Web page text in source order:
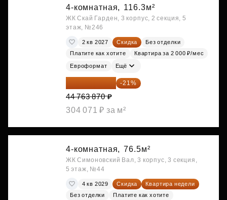
4-комнатная, 116.3м²
ЖК Скай Гарден, 3 корпус, 2 секция, 5
этаж, №246
2 кв 2027 Скидка
Без отделки
Платите как хотите
Квартира за 2 000 ₽/мес
Евроформат Ещё
35 363 457 ₽ -21%
44 763 870 ₽
304 071 ₽ за м²
4-комнатная, 76.5м²
ЖК Симоновский Вал, 3 корпус, 3 секция,
5 этаж, №44
4 кв 2029 Скидка
Квартира недели
Без отделки
Платите как хотите